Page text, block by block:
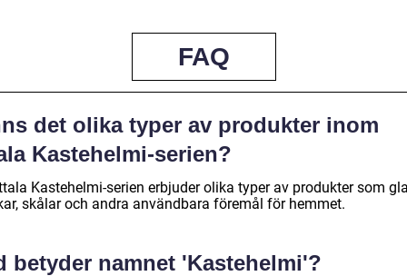
FAQ
det olika typer av produkter inom
Kastehelmi-serien?
Kastehelmi-serien erbjuder olika typer av produkter som
skålar och andra användbara föremål för hemmet.
betyder namnet 'Kastehelmi'?